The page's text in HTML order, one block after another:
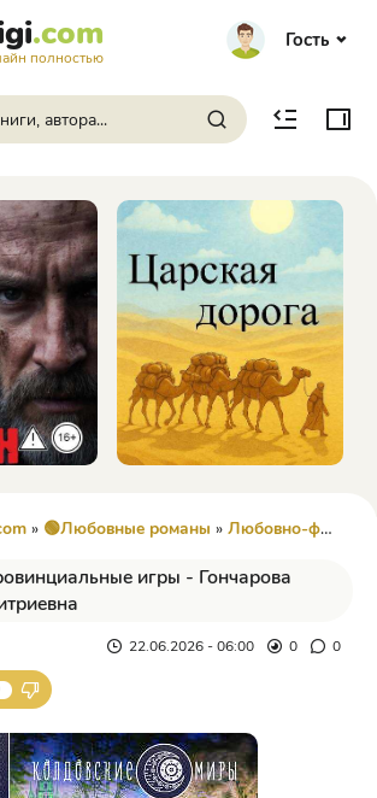
.com
полностью
Гость
» 🟢Любовные романы » Любовно-фантастические романы
игры - Гончарова
22.06.2026 - 06:00 0 0